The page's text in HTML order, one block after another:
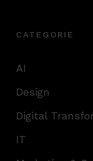
CATEGORIE
AI
Design
Digital
IT